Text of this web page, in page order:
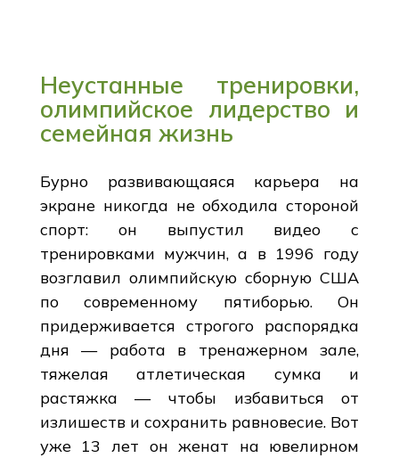
Неустанные тренировки,
олимпийское лидерство и
семейная жизнь
Бурно развивающаяся карьера на
экране никогда не обходила стороной
спорт: он выпустил видео с
тренировками мужчин, а в 1996 году
возглавил олимпийскую сборную США
по современному пятиборью. Он
придерживается строгого распорядка
дня — работа в тренажерном зале,
тяжелая атлетическая сумка и
растяжка — чтобы избавиться от
излишеств и сохранить равновесие. Вот
уже 13 лет он женат на ювелирном